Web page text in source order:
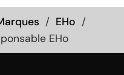
EHo
EHo